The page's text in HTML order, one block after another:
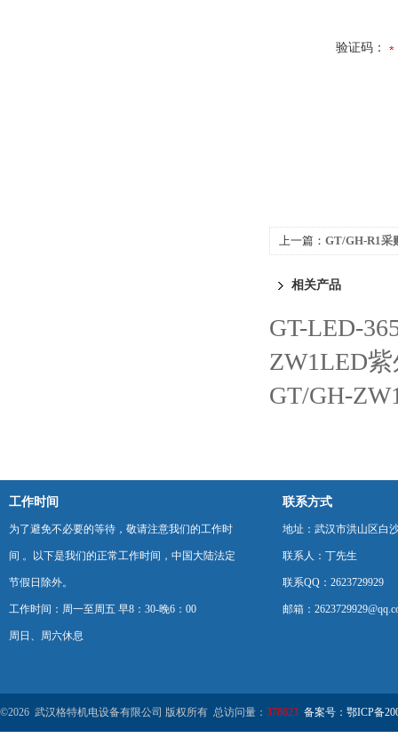
验证码：
上一篇： GT/GH-R1采
相关产品
GT-LED-
ZW1LED
GT/GH-
工作时间
为了避免不必要的等待，敬请注意我们的工作时
间 。以下是我们的正常工作时间，中国大陆法定
节假日除外。
工作时间：周一至周五 早8：30-晚6：00
周日、周六休息
联系方式
地址：武汉市洪山区白
联系人：丁先生
联系QQ：2623729929
邮箱：
©2026 武汉格特机电设备有限公司 版权所有 总访问量： 378623 备案号：鄂ICP备